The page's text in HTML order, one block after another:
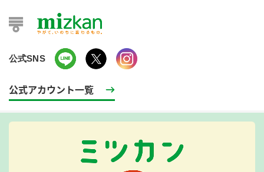
公式SNS
公式アカウント一覧